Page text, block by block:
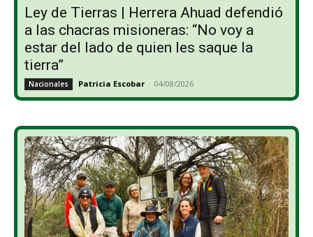
Ley de Tierras | Herrera Ahuad defendió
a las chacras misioneras: “No voy a
estar del lado de quien les saque la
tierra”
Nacionales Patricia Escobar - 04/08/2026